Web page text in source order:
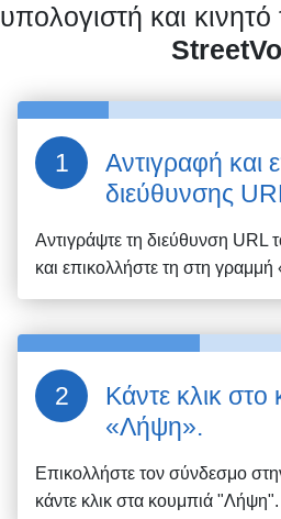
υπολογιστή και
Αντιγραφή και
διεύθυνσης
Αντιγράψτε τη διεύθυνση URL
και επικολλήστε τη στη γραμμή
Κάντε κλικ στο
«Λήψη».
Επικολλήστε τον σύνδεσμο
κάντε κλικ στα κουμπιά "Λήψη".